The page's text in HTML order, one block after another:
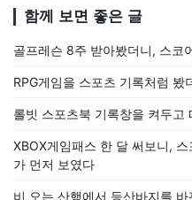
함께 보면 좋은 글
골프레슨 8주 받아봤더니, 스코
RPG게임을 스포츠 기록처럼
롤빗 스포츠북 기록창을 켜두고
XBOX게임패스 한 달 써보니,
가 먼저 보였다
비 오는 산행에서 등산바지를